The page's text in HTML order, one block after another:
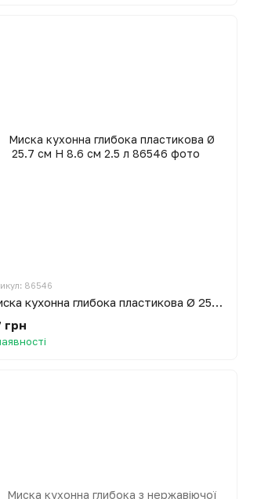
86546
Миска кухонна глибока пластикова Ø 25.7 см H 8.6 см 2.5 л
грн